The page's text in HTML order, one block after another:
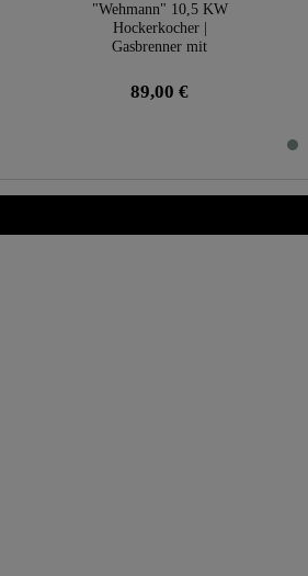
"Wehmann" 10,5 KW
Hockerkocher |
Gasbrenner mit
89,00 €